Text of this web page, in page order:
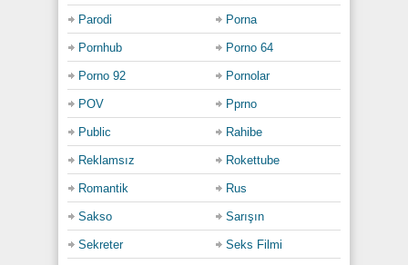
Parodi Porna
Pornhub Porno 64
Porno 92 Pornolar
POV Pprno
Public Rahibe
Reklamsız Rokettube
Romantik Rus
Sakso Sarışın
Sekreter Seks Filmi